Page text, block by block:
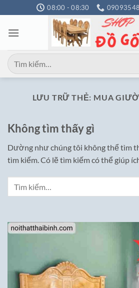
qua
nội
08:00 - 08:30
Tìm
kiếm:
LƯU TRỮ THẺ: MUA
Không tìm thấy gì
Dường như chúng tôi không thể tìm
tìm kiếm. Có lẽ tìm kiếm có thể giúp